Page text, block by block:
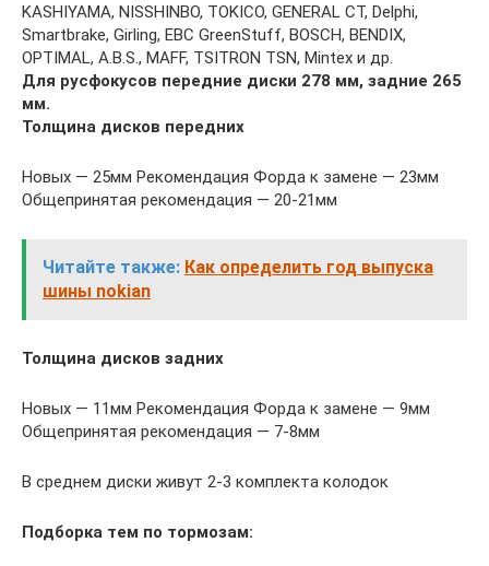
KASHIYAMA, NISSHINBO, TOKICO, GENERAL CT, Delphi,
Smartbrake, Girling, EBC GreenStuff, BOSCH, BENDIX,
OPTIMAL, A.B.S., MAFF, TSITRON TSN, Mintex и др.
Для русфокусов передние диски 278 мм, задние 265
мм.
Толщина дисков передних
Новых — 25мм Рекомендация Форда к замене — 23мм
Общепринятая рекомендация — 20-21мм
Читайте также: Как определить год выпуска
шины nokian
Толщина дисков задних
Новых — 11мм Рекомендация Форда к замене — 9мм
Общепринятая рекомендация — 7-8мм
В среднем диски живут 2-3 комплекта колодок
Подборка тем по тормозам: